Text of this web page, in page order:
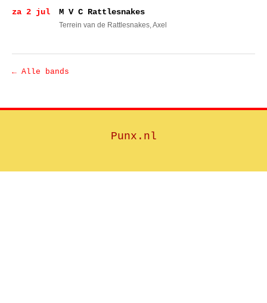
za 2 jul M V C Rattlesnakes
Terrein van de Rattlesnakes, Axel
← Alle bands
Punx.nl